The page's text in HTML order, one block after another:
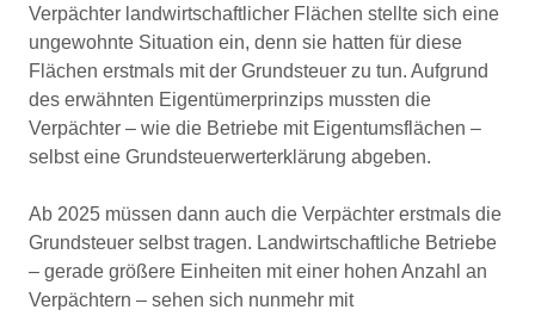
Verpächter landwirtschaftlicher Flächen stellte sich eine
ungewohnte Situation ein, denn sie hatten für diese
Flächen erstmals mit der Grundsteuer zu tun. Aufgrund
des erwähnten Eigentümerprinzips mussten die
Verpächter – wie die Betriebe mit Eigentumsflächen –
selbst eine Grundsteuerwerterklärung abgeben.
Ab 2025 müssen dann auch die Verpächter erstmals die
Grundsteuer selbst tragen. Landwirtschaftliche Betriebe
– gerade größere Einheiten mit einer hohen Anzahl an
Verpächtern – sehen sich nunmehr mit